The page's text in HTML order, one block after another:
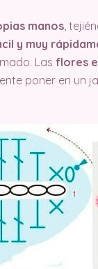
manos,
y muy
Las flores
poner en un